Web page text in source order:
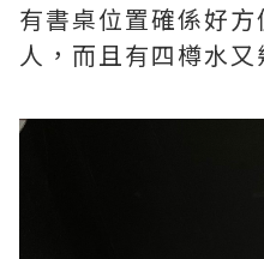
有書桌位置確係好
人，而且有四樽水又